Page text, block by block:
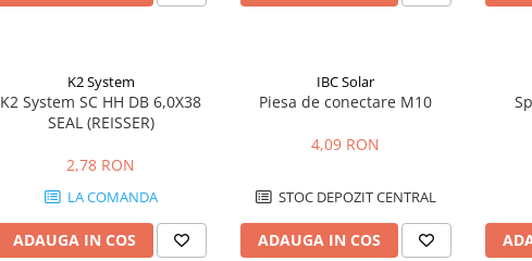
K2 System
K2 System SC HH DB 6,0X38
SEAL (REISSER)
2,78 RON
LA COMANDA
ADAUGA IN COS
IBC Solar
Piesa de conectare M10
4,09 RON
STOC DEPOZIT CENTRAL
ADAUGA IN COS